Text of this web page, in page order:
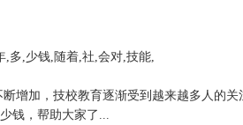
,多,少钱,随着,社,会对,技能,
增加，技校教育逐渐受到越来越多人的
钱，帮助大家了...